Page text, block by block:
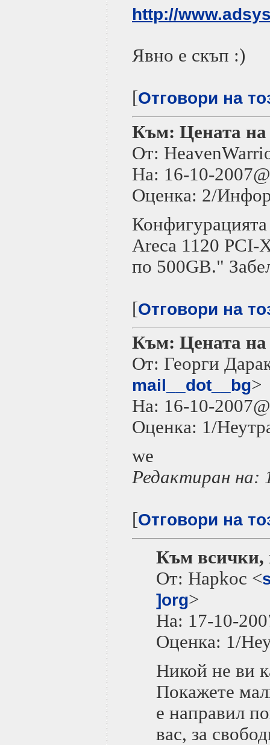
http://
Явно е скъп :)
[Отговори на
Към: Цената на
От:
На: 16-10-
Оценка: 2/
Areca 1120 PCI-
по 500GB."
[Отговори на
Към: Цената на
От: Георги
mail__dot__bg>
На: 16-10-
Оценка: 1/
we
Редактиран на:
[Отговори на
Към всички,
От: Hapkoc <
]org>
На: 17-10-
Оценка: 1/
Никой не ви
Покажете
е направил
вас, за